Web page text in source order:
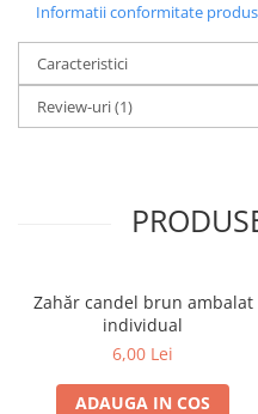
Informatii conformitate produs
Caracteristici
Review-uri(1)
Zahăr candel brun ambalat
individual
6,00 Lei
ADAUGA IN COS